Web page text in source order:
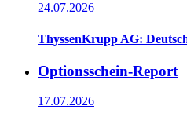
24.07.2026
ThyssenKrupp AG:
Optionsschein-Report
17.07.2026